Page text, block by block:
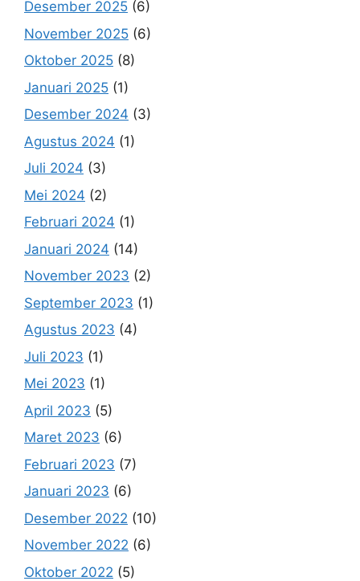
Desember 2025 (6)
November 2025 (6)
Oktober 2025 (8)
Januari 2025 (1)
Desember 2024 (3)
Agustus 2024 (1)
Juli 2024 (3)
Mei 2024 (2)
Februari 2024 (1)
Januari 2024 (14)
November 2023 (2)
September 2023 (1)
Agustus 2023 (4)
Juli 2023 (1)
Mei 2023 (1)
April 2023 (5)
Maret 2023 (6)
Februari 2023 (7)
Januari 2023 (6)
Desember 2022 (10)
November 2022 (6)
Oktober 2022 (5)